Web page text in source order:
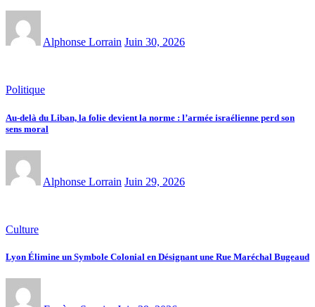
Alphonse Lorrain Juin 30, 2026
Politique
Au-delà du Liban, la folie devient la norme : l’armée israélienne perd son
sens moral
Alphonse Lorrain Juin 29, 2026
Culture
Lyon Élimine un Symbole Colonial en Désignant une Rue Maréchal Bugeaud